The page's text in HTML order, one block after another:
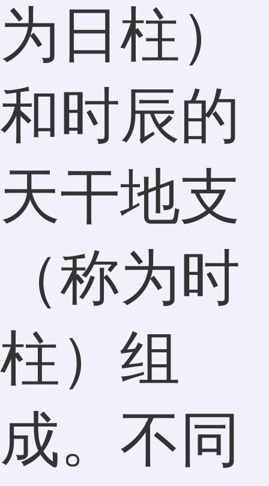
为日柱）
和时辰的
天干地支
（称为时
柱）组
成。不同